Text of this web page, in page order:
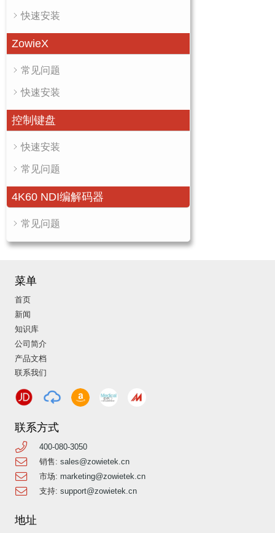
快速安装
ZowieX
常见问题
快速安装
控制键盘
快速安装
常见问题
4K60 NDI编解码器
常见问题
菜单
首页
新闻
知识库
公司简介
产品文档
联系我们
联系方式
400-080-3050
销售: sales@zowietek.cn
市场: marketing@zowietek.cn
支持: support@zowietek.cn
地址